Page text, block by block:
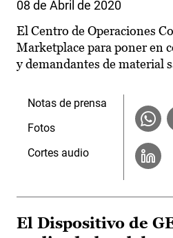
08 de Abril de 2020
El Centro de Operaciones
Marketplace para poner en
y demandantes de material
Notas de prensa
Fotos
Cortes audio
El Dispositivo de